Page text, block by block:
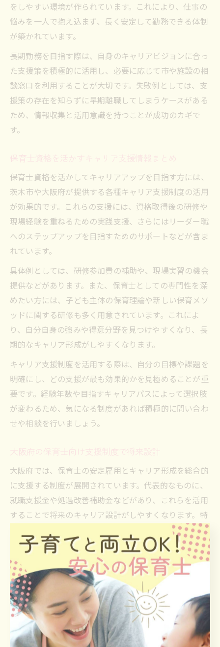
をしやすい環境が作られています。これにより、仕事の
悩みを一人で抱え込まず、長く安定して勤務できる体制
が築かれています。
長期勤務を目指す際は、自身のキャリアビジョンに合っ
た支援策を積極的に活用し、必要に応じて市や施設の相
談窓口を利用することが大切です。失敗例としては、支
援策の存在を知らずに早期離職してしまうケースがある
ため、情報収集と活用意識を持つことが成功のカギで
す。
保育士資格を活かすキャリア支援情報まとめ
保育士資格を活かしてキャリアアップを目指す方には、
茨木市や大阪府が提供する各種キャリア支援制度の活用
が効果的です。これらの支援には、資格取得後の研修や
現場経験を重ねるための実践支援、さらにはリーダー職
へのステップアップを目指すためのサポートなどが含ま
れています。
具体例としては、研修参加費の補助や、現場実習の機会
提供などがあります。また、保育士としての専門性を深
めたい方には、子ども主体の保育理論や新しい保育メソ
ッドに関する研修も多く用意されています。これによ
り、自分自身の強みや得意分野を見つけやすくなり、長
期的なキャリア形成がしやすくなります。
キャリア支援制度を活用する際は、自分の目標や課題を
明確にし、どの支援が最も効果的かを見極めることが重
要です。経験年数や目指すキャリアパスによって選択肢
が変わるため、気になる制度があれば積極的に問い合わ
せや相談を行いましょう。
大阪府の保育士向け支援制度で将来設計
大阪府では、保育士の安定雇用とキャリア形成を総合的
に支援する制度が展開されています。代表的なものに、
就職支援金や処遇改善補助金などがあり、これらを活用
することで将来のキャリア設計がしやすくなります。特
に、収入面や待遇改善を重視する方には大きなメリット
があります。
また、保育士向け支援制度は、結婚や出産後の復職サポ
ートや、ライフステージに応じた働き方支援も充実して
います。例えば、短時間勤務や子育てと両立しやすい職
場環境づくりが進められており、長く安心して働ける基
盤が整っています。これから保育士を目指す方や、今後
のキャリアプランに不安がある方にも心強い内容です。